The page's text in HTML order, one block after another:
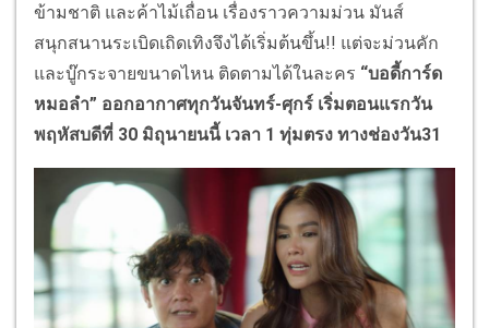
ข้ามชาติ และค้าไม้เถื่อน เรื่องราวความม่วน มันส์
สนุกสนานระเบิดเถิดเทิงจึงได้เริ่มต้นขึ้น!! แต่จะม่วนคัก
และบู๊กระจายขนาดไหน ติดตามได้ในละคร “บอดี้การ์ด
หมอลำ” ออกอากาศทุกวันจันทร์-ศุกร์ เริ่มตอนแรกวัน
พฤหัสบดีที่ 30 มิถุนายนนี้ เวลา 1 ทุ่มตรง ทางช่องวัน31